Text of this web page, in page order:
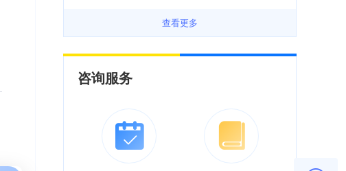
查看更多
咨询服务